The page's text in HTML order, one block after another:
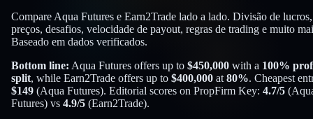
Compare Aqua Futures e Earn2Trade lado a lado. Divisão de lucros,
preços, desafios, velocidade de payout, regras de trading e muito
Baseado em dados verificados.
Bottom line: Aqua Futures offers up to $450,000 with a 100%
split, while Earn2Trade offers up to $400,000 at 80%. Cheapest
$149 (Aqua Futures). Editorial scores on PropFirm Key: 4.7/5 (
Futures) vs 4.9/5 (Earn2Trade).